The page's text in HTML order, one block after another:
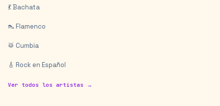
💃 Bachata
👠 Flamenco
🥁 Cumbia
🎸 Rock en Español
Ver todos los artistas →